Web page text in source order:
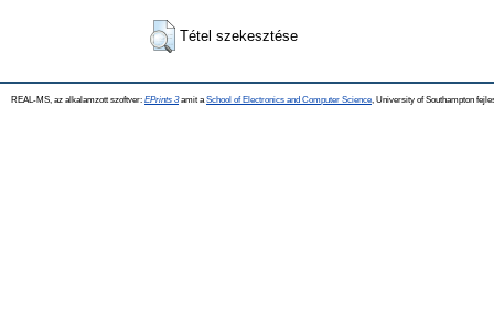
Tétel szekesztése
REAL-MS, az alkalamzott szoftver: EPrints 3amit a School of Electronics and Computer Science , University of Southampton